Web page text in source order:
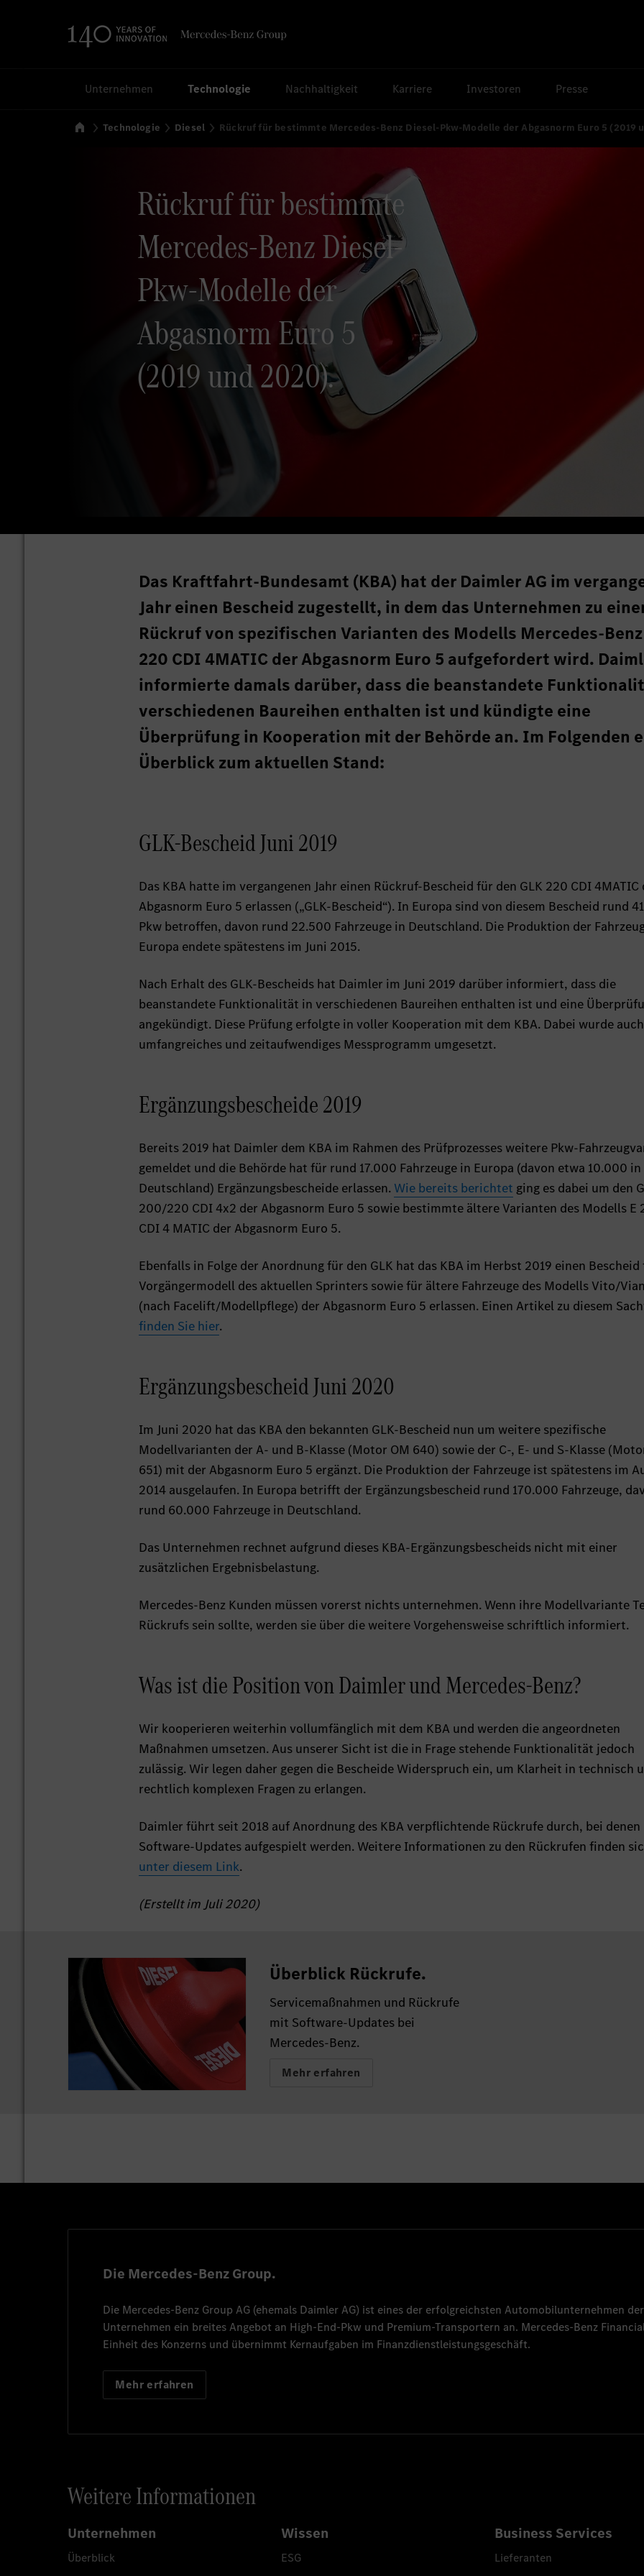
Unternehmen Technologie Nachhaltigkeit Karriere Investoren Presse
Startseite
Technologie Diesel Rückruf für bestimmte Mercedes-Benz Diesel-Pkw-Modelle der Abgasnorm Euro 5 (2019
Rückruf für bestimmte
Mercedes-Benz Diesel-
Pkw-Modelle der
Abgasnorm Euro 5
(2019 und 2020).
Das Kraftfahrt-Bundesamt (KBA) hat der Daimler AG im
Jahr einen Bescheid zugestellt, in dem das Unternehmen zu
Rückruf von spezifischen Varianten des Modells Mercedes-Benz
220 CDI 4MATIC der Abgasnorm Euro 5 aufgefordert wird.
informierte damals darüber, dass die beanstandete
verschiedenen Baureihen enthalten ist und kündigte eine
Überprüfung in Kooperation mit der Behörde an. Im Folgenden
Überblick zum aktuellen Stand:
GLK-Bescheid Juni 2019
Das KBA hatte im vergangenen Jahr einen Rückruf-Bescheid für den GLK 220 CDI 4MATIC
Abgasnorm Euro 5 erlassen („GLK-Bescheid“). In Europa sind von diesem Bescheid rund
Pkw betroffen, davon rund 22.500 Fahrzeuge in Deutschland. Die Produktion der
Europa endete spätestens im Juni 2015.
Nach Erhalt des GLK-Bescheids hat Daimler im Juni 2019 darüber informiert, dass die
beanstandete Funktionalität in verschiedenen Baureihen enthalten ist und eine
angekündigt. Diese Prüfung erfolgte in voller Kooperation mit dem KBA. Dabei wurde
umfangreiches und zeitaufwendiges Messprogramm umgesetzt.
Ergänzungsbescheide 2019
Bereits 2019 hat Daimler dem KBA im Rahmen des Prüfprozesses weitere Pkw-
gemeldet und die Behörde hat für rund 17.000 Fahrzeuge in Europa (davon etwa 10.000 in
Deutschland) Ergänzungsbescheide erlassen. Wie bereits berichtet ging es dabei um den
200/220 CDI 4x2 der Abgasnorm Euro 5 sowie bestimmte ältere Varianten des Modells E
CDI 4 MATIC der Abgasnorm Euro 5.
Ebenfalls in Folge der Anordnung für den GLK hat das KBA im Herbst 2019 einen Bescheid
Vorgängermodell des aktuellen Sprinters sowie für ältere Fahrzeuge des Modells Vito/
(nach Facelift/Modellpflege) der Abgasnorm Euro 5 erlassen. Einen Artikel zu diesem
finden Sie hier.
Ergänzungsbescheid Juni 2020
Im Juni 2020 hat das KBA den bekannten GLK-Bescheid nun um weitere spezifische
Modellvarianten der A- und B-Klasse (Motor OM 640) sowie der C-, E- und S-Klasse
651) mit der Abgasnorm Euro 5 ergänzt. Die Produktion der Fahrzeuge ist spätestens im
2014 ausgelaufen. In Europa betrifft der Ergänzungsbescheid rund 170.000 Fahrzeuge,
rund 60.000 Fahrzeuge in Deutschland.
Das Unternehmen rechnet aufgrund dieses KBA-Ergänzungsbescheids nicht mit einer
zusätzlichen Ergebnisbelastung.
Mercedes-Benz Kunden müssen vorerst nichts unternehmen. Wenn ihre Modellvariante
Rückrufs sein sollte, werden sie über die weitere Vorgehensweise schriftlich informiert.
Was ist die Position von Daimler und Mercedes-Benz?
Wir kooperieren weiterhin vollumfänglich mit dem KBA und werden die angeordneten
Maßnahmen umsetzen. Aus unserer Sicht ist die in Frage stehende Funktionalität jedoch
zulässig. Wir legen daher gegen die Bescheide Widerspruch ein, um Klarheit in technisch
rechtlich komplexen Fragen zu erlangen.
Daimler führt seit 2018 auf Anordnung des KBA verpflichtende Rückrufe durch, bei denen
Software-Updates aufgespielt werden. Weitere Informationen zu den Rückrufen finden
unter diesem Link.
(Erstellt im Juli 2020)
Überblick Rückrufe.
Servicemaßnahmen und Rückrufe
mit Software-Updates bei
Mercedes-Benz.
Mehr erfahren
Die Mercedes-Benz Group.
Die Mercedes-Benz Group AG (ehemals Daimler AG) ist eines der erfolgreichsten Automobilunternehmen
Unternehmen ein breites Angebot an High-End-Pkw und Premium-Transportern an. Mercedes-Benz
Einheit des Konzerns und übernimmt Kernaufgaben im Finanzdienstleistungsgeschäft.
Mehr erfahren
Weitere Informationen
Unternehmen
Überblick
Wissen
ESG
Business Services
Lieferanten